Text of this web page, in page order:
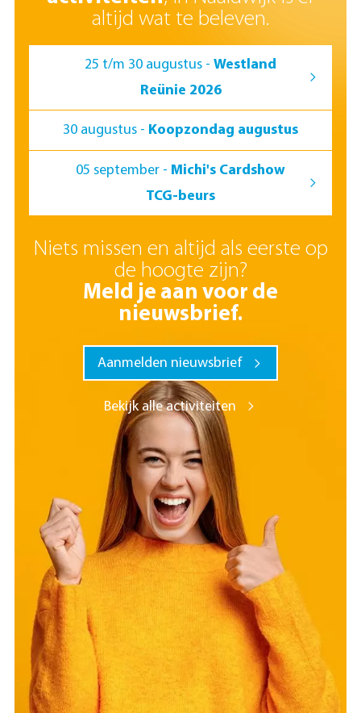
altijd wat te beleven.
25 t/m 30 augustus - Westland
Reünie 2026
30 augustus - Koopzondag augustus
05 september - Michi's Cardshow
TCG-beurs
Niets missen en altijd als eerste op
de hoogte zijn?
Meld je aan voor de
nieuwsbrief.
Aanmelden nieuwsbrief
Bekijk alle activiteiten